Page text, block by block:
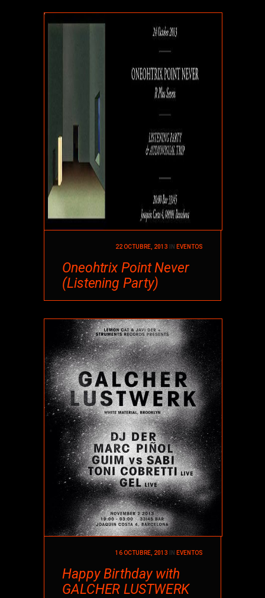
22 OCTUBRE, 2013 IN EVENTOS
Oneohtrix Point Never
(Listening Party)
16 OCTUBRE, 2013 IN EVENTOS
Happy Birthday with
GALCHER LUSTWERK